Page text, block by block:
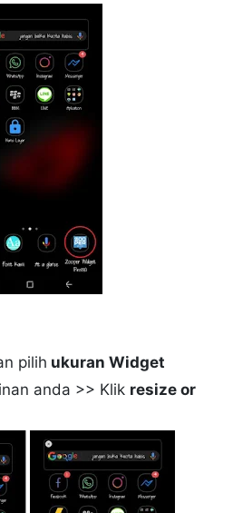
pilih ukuran Widget
anda >> Klik resize or